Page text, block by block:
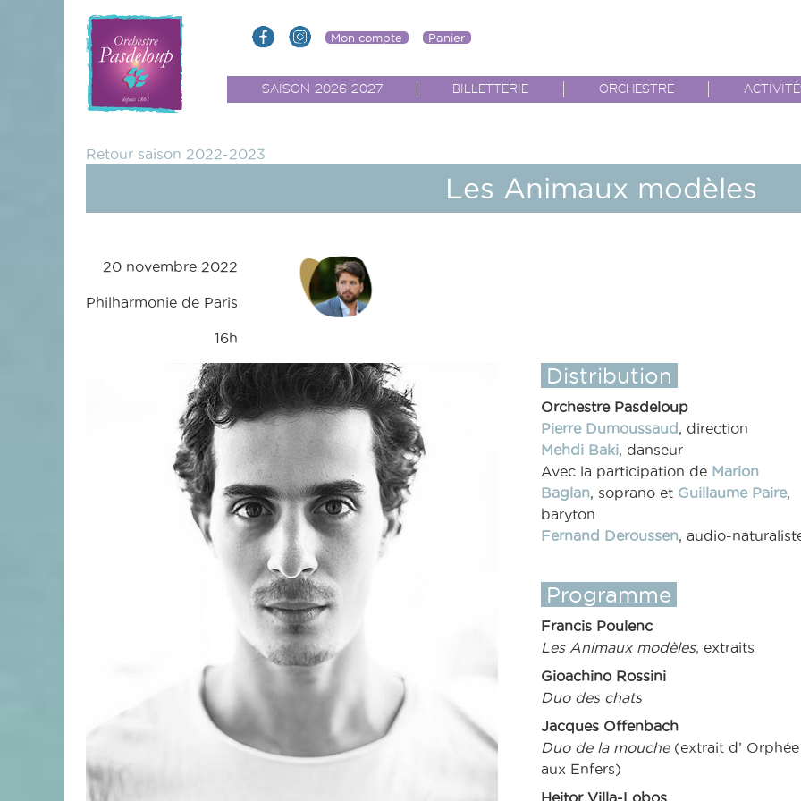
Mon compte Panier
SAISON 2026-2027 BILLETTERIE ORCHESTRE
Retour saison 2022-2023
Les Animaux modèles
20 novembre 2022
Philharmonie de Paris
16h
Distribution
Orchestre Pasdeloup
Pierre Dumoussaud , direction
Mehdi Baki, danseur
Avec la participation de Marion
Baglan, soprano et Guillaume Paire,
baryton
Fernand Deroussen, audio-
Programme
Francis Poulenc
Les Animaux modèles, extraits
Gioachino Rossini
Duo des chats
Jacques Offenbach
Duo de la mouche(extrait d’ Orphée
aux Enfers)
Heitor Villa-Lobos